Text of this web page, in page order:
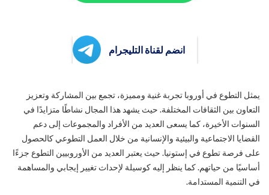
انضم لقناة التليجرام
يمثل التطوع في أوروبا تجربة غنية ومميزة، تجمع بين المشاركة وتعزيز
التعاون بين الثقافات المختلفة. حيث يشهد هذا المجال نشاطًا متزايدًا في
السنوات الأخيرة، كما يسعى العديد من الأفراد والمجموعات إلى دعم
القضايا الاجتماعية والبيئية والإنسانية من خلال العمل التطوعي كالحصول
على فرصة تطوع في إستونيا. حيث يعتبر العديد من الأوروبيين التطوع جزءًا
أساسيًا من حياتهم. كما ينظر إليه كوسيلة لإحداث تغيير إيجابي والمساهمة
في التنمية المستدامة.